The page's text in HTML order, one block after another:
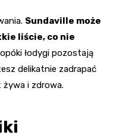
Sundaville może
liście, co nie
łodygi pozostają
delikatnie zadrapać
i zdrowa.